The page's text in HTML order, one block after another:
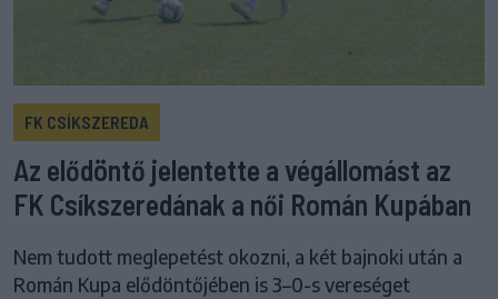
FK CSÍKSZEREDA
Az elődöntő jelentette a végállomást az
FK Csíkszeredának a női Román Kupában
Nem tudott meglepetést okozni, a két bajnoki után a
Román Kupa elődöntőjében is 3–0-s vereséget